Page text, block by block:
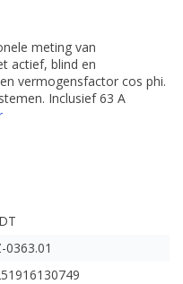
meting van
actief, blind en
vermogensfactor cos phi.
Inclusief 63 A
0363.01